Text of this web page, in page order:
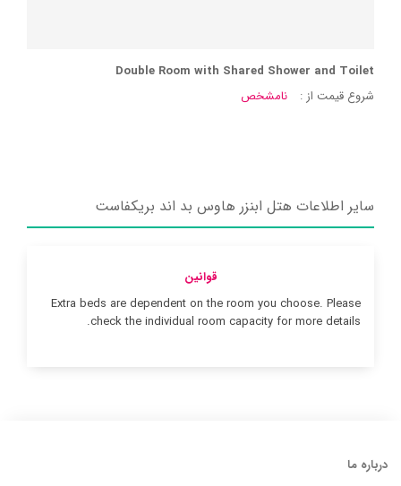
Double Room with Shared Shower and Toilet
شروع قیمت از :
نامشخص
سایر اطلاعات هتل ابنزر هاوس بد اند بریکفاست
قوانین
Extra beds are dependent on the room you choose. Please
check the individual room capacity for more details.
درباره ما